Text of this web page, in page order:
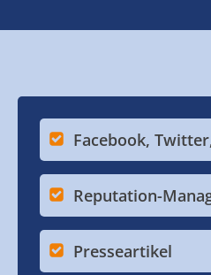
Facebook,
Reputation-
Presseartikel